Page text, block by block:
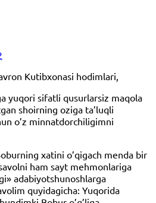
Kutibxonasi hodimlari,
yuqori sifatli qusurlarsiz maqola
shoirning oziga ta’luqli
o’z minnatdorchiligimni
xatini o’qigach menda bir
ham sayt mehmonlariga
adabiyotshunoshlarga
quyidagicha: Yuqorida